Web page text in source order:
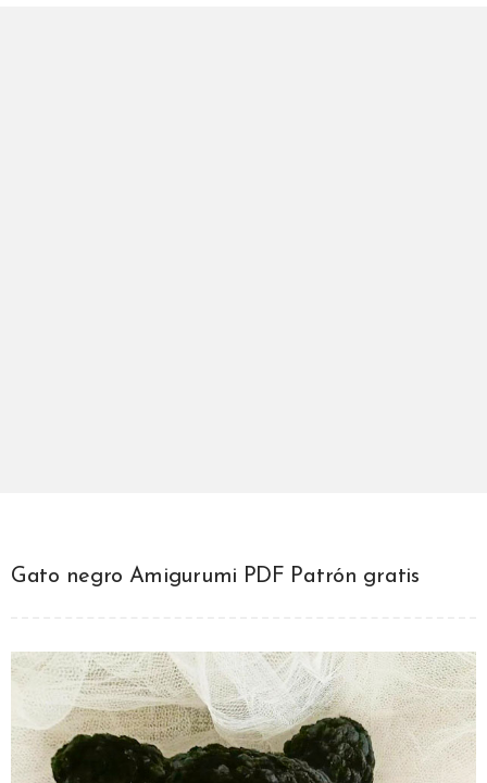
Gato negro Amigurumi PDF Patrón gratis